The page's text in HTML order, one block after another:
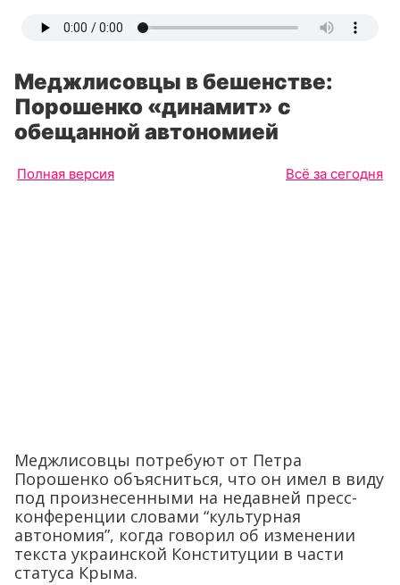
Меджлисовцы в бешенстве:
Порошенко «динамит» с
обещанной автономией
Полная версия Всё за сегодня
Меджлисовцы потребуют от Петра
Порошенко объясниться, что он имел в виду
под произнесенными на недавней пресс-
конференции словами “культурная
автономия”, когда говорил об изменении
текста украинской Конституции в части
статуса Крыма.